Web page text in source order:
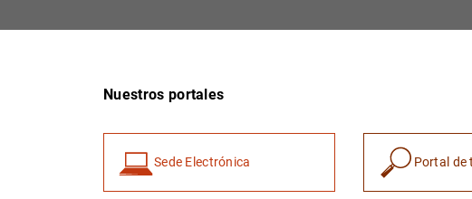
Nuestros portales
Sede Electrónica Portal de